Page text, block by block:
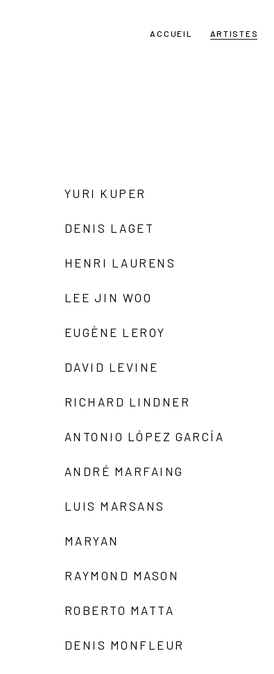
ACCUEIL ARTISTES
YURI KUPER
DENIS LAGET
HENRI LAURENS
LEE JIN WOO
EUGÈNE LEROY
DAVID LEVINE
RICHARD LINDNER
ANTONIO LÓPEZ GARCÍA
ANDRÉ MARFAING
LUIS MARSANS
MARYAN
RAYMOND MASON
ROBERTO MATTA
DENIS MONFLEUR